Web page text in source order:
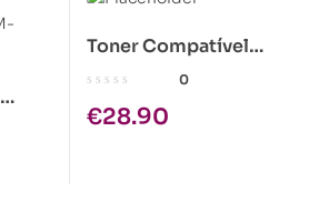
Toner Compatível
Epson C1100 Amarelo
0
€28.90